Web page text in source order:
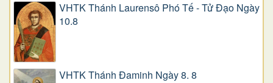
VHTK Thánh Laurensô Phó Tế - Tử Đạo Ngày
10.8
VHTK Thánh Đaminh Ngày 8. 8